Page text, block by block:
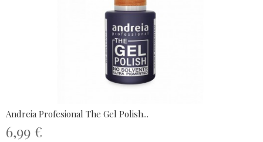
Andreia Profesional The Gel Polish...
6,99 €